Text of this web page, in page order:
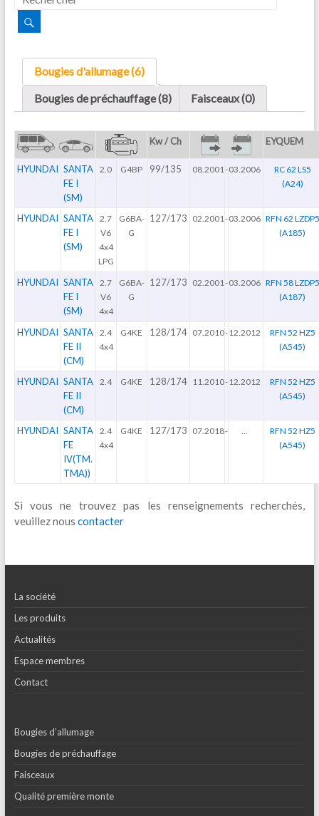
Bougies d'allumage (6)
Bougies de préchauffage (8)
Faisceaux (0)
Kw / Ch EYQUEM
HYUNDAI SANTA
FE I
(SM)
2.0 G4BP 99/135 08.2001 -03.2006
RC 62 LS5
(A24)
HYUNDAI SANTA
FE I
(SM)
2.7
V6
4x4
LPG
G6BA-
G
127/173 02.2001 -03.2006 RFN 62 LZDP5
(A185)
HYUNDAI SANTA
FE I
(SM)
2.7
V6
4x4
G6BA-
G
127/173 02.2001 -03.2006 RFN 58 LZDP5
(A187)
HYUNDAI SANTA
FE II
(CM)
2.4
4x4
G4KE 128/174 07.2010-12.2012
RFN 52 HZ5
(A545)
HYUNDAI SANTA
FE II
(CM)
2.4 G4KE 128/174 11.2010-12.2012
RFN 52 HZ5
(A545)
HYUNDAI SANTA
FE
IV(TM.
TMA))
2.4
4x4
G4KE 127/173 07.2018-
RFN 52 HZ5
(A545)
Si vous ne trouvez pas les renseignements recherchés,
veuillez nous contacter
La société
Les produits
Actualités
Espace membres
Contact
Bougies d’allumage
Bougies de préchauffage
Faisceaux
Qualité première monte